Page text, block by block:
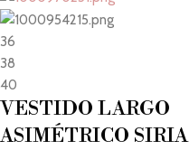
36
38
40
VESTIDO LARGO
ASIMÉTRICO SIRIA